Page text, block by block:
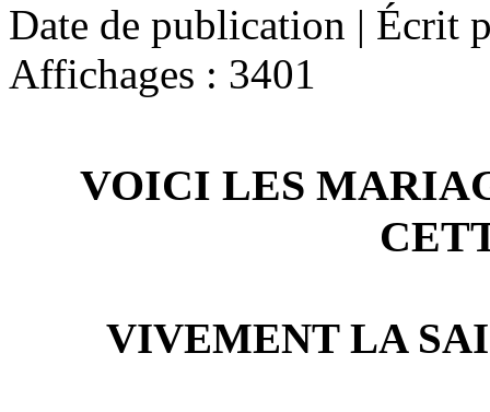
Date de publication | Écrit
Affichages : 3401
VOICI LES
VIVEMENT LA